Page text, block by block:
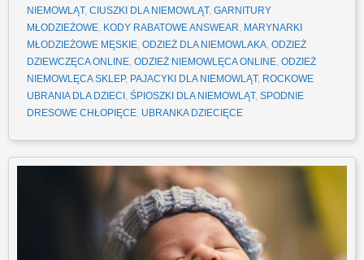
NIEMOWLĄT, CIUSZKI DLA NIEMOWLĄT, GARNITURY
MŁODZIEŻOWE KODY RABATOWE ANSWEAR MARYNARKI
MŁODZIEŻOWE MĘSKIE ODZIEŻ DLA NIEMOWLAKA ODZIEŻ
DZIEWCZĘCA ONLINE ODZIEŻ NIEMOWLĘCA ONLINE ODZIEŻ
NIEMOWLĘCA SKLEP, PAJACYKI DLA NIEMOWLĄT, ROCKOWE
UBRANIA DLA DZIECI ŚPIOSZKI DLA NIEMOWLĄT, SPODNIE
DRESOWE CHŁOPIĘCE UBRANKA DZIECIĘCE